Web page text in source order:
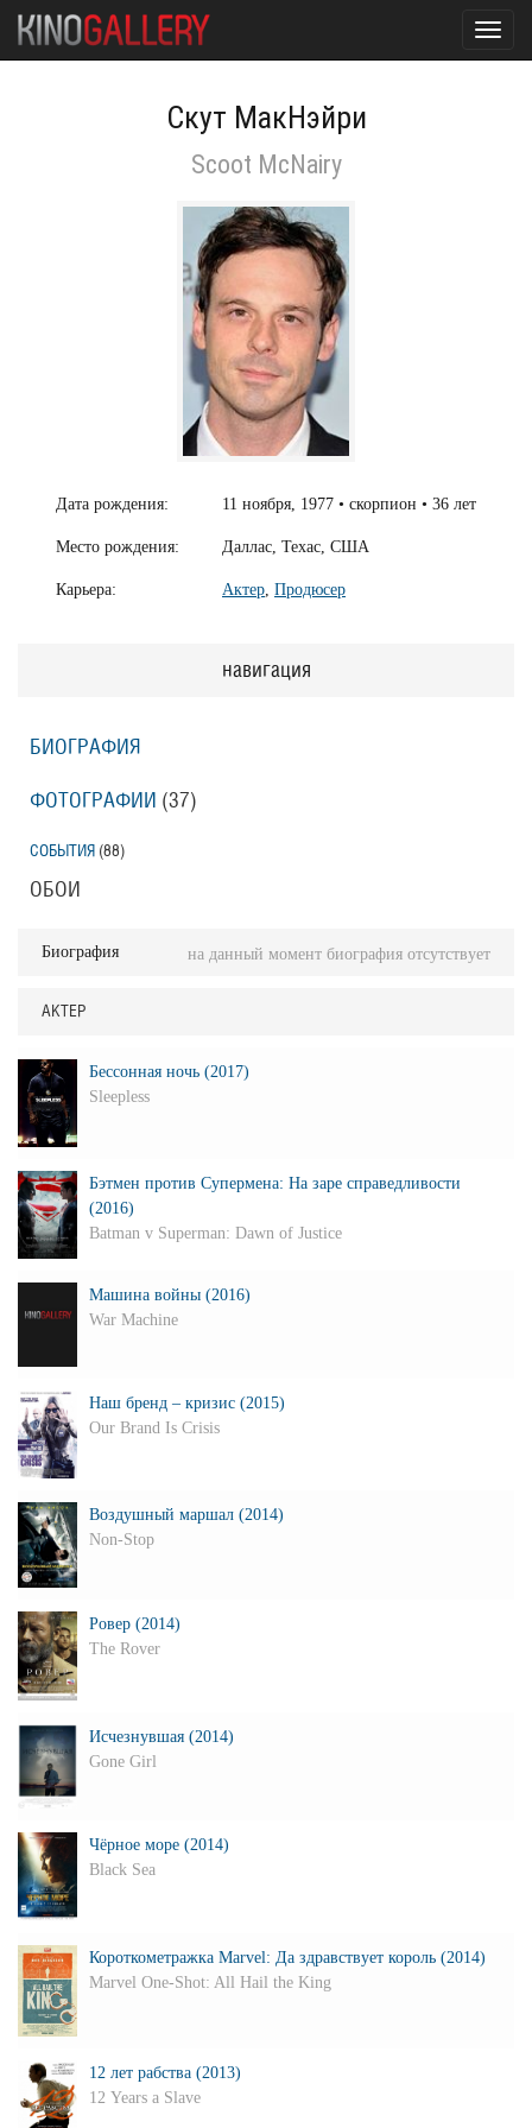
Скут МакНэйри
Scoot McNairy
Дата рождения: 11 ноября, 1977 • скорпион • 36 лет
Место рождения: Даллас, Техас, США
Карьера: Актер, Продюсер
навигация
БИОГРАФИЯ
ФОТОГРАФИИ (37)
СОБЫТИЯ (88)
ОБОИ
Биография на данный момент биография отсутствует
АКТЕР
Бессонная ночь (2017)
Sleepless
Бэтмен против Супермена: На заре справедливости
(2016)
Batman v Superman: Dawn of Justice
Машина войны (2016)
War Machine
Наш бренд – кризис (2015)
Our Brand Is Crisis
Воздушный маршал (2014)
Non-Stop
Ровер (2014)
The Rover
Исчезнувшая (2014)
Gone Girl
Чёрное море (2014)
Black Sea
Короткометражка Marvel: Да здравствует король (2014)
Marvel One-Shot: All Hail the King
12 лет рабства (2013)
12 Years a Slave